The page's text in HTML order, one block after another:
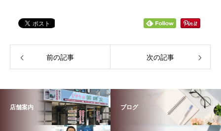
前の記事 次の記事
店舗案内 ブログ